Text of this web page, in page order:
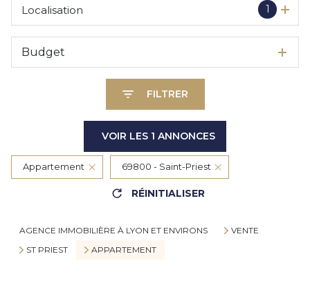
1
Localisation
Budget
FILTRER
VOIR LES 1 ANNONCES
Appartement 69800 - Saint-Priest
RÉINITIALISER
AGENCE IMMOBILIÈRE À LYON ET ENVIRONS
VENTE
ST PRIEST
APPARTEMENT